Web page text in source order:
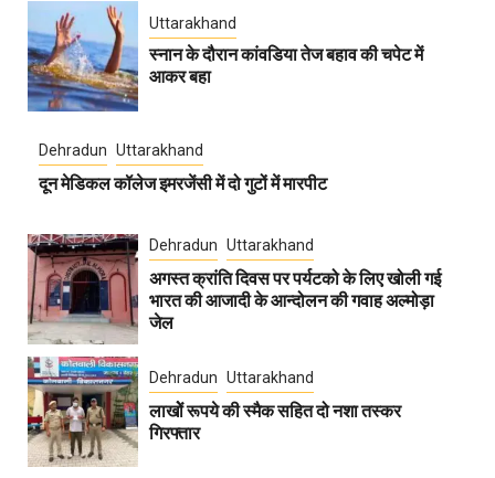
Uttarakhand
स्नान के दौरान कांवडिया तेज बहाव की चपेट में
आकर बहा
Dehradun Uttarakhand
दून मेडिकल कॉलेज इमरजेंसी में दो गुटों में मारपीट
Dehradun Uttarakhand
अगस्त क्रांति दिवस पर पर्यटको के लिए खोली गई
भारत की आजादी के आन्दोलन की गवाह अल्मोड़ा
जेल
Dehradun Uttarakhand
लाखोें रूपये की स्मैक सहित दो नशा तस्कर
गिरफ्तार